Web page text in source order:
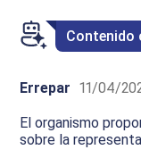
Contenido
Errepar 11/04/
El organismo
sobre la